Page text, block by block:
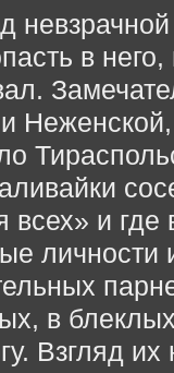
в
Неженской,
и где
в
Взгляд их